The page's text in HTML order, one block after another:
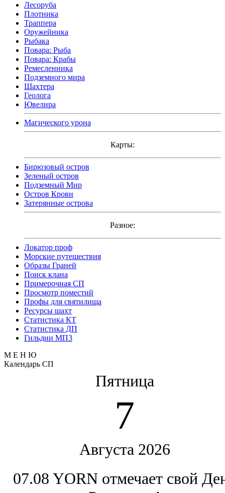
Лесоруба
Плотника
Траппера
Оружейника
Рыбака
Повара: Рыба
Повара: Крабы
Ремесленника
Подземного мира
Шахтера
Геолога
Ювелира
Магического урона
Карты:
Бирюзовый остров
Зеленый остров
Подземный Мир
Остров Крови
Затерянные острова
Разное:
Локатор проф
Морские путешествия
Образы Граней
Поиск клана
Примерочная СП
Просмотр поместий
Профы для святилища
Ресурсы шахт
Статистика КТ
Статистика ДП
Гильдии МП3
М Е Н Ю
Календарь СП
Пятница
7
Августа 2026
07.08 YORN отмечает свой